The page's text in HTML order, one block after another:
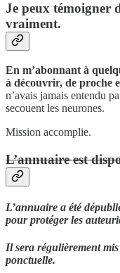
Je peux témoigner
vraiment.
En m’abonnant à
à découvrir, de proche
n’avais jamais entendu
secouent les neurones.
Mission accomplie.
L’annuaire est
L’annuaire a été
pour protéger les
Il sera régulièrement
ponctuelle.